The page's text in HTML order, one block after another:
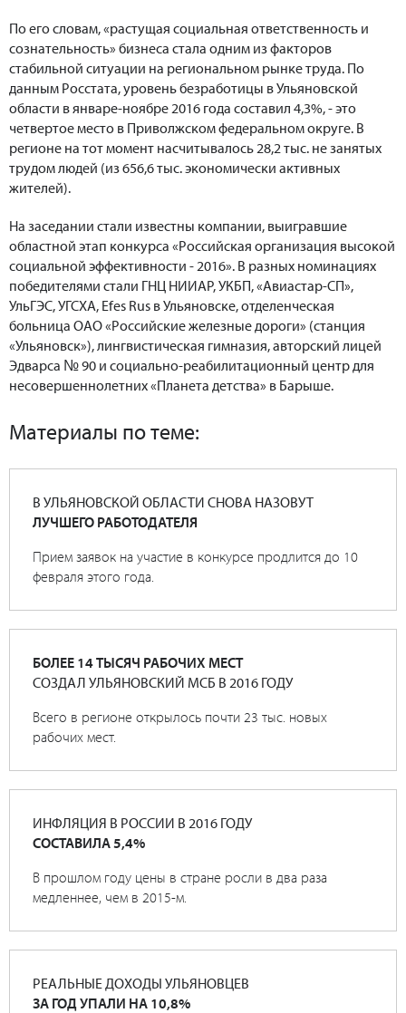
По его словам, «растущая социальная ответственность и
сознательность» бизнеса стала одним из факторов
стабильной ситуации на региональном рынке труда. По
данным Росстата, уровень безработицы в Ульяновской
области в январе-ноябре 2016 года составил 4,3%, - это
четвертое место в Приволжском федеральном округе. В
регионе на тот момент насчитывалось 28,2 тыс. не занятых
трудом людей (из 656,6 тыс. экономически активных
жителей).
На заседании стали известны компании, выигравшие
областной этап конкурса «Российская организация высокой
социальной эффективности - 2016». В разных номинациях
победителями стали ГНЦ НИИАР, УКБП, «Авиастар-СП»,
УльГЭС, УГСХА, Efes Rus в Ульяновске, отделенческая
больница ОАО «Российские железные дороги» (станция
«Ульяновск»), лингвистическая гимназия, авторский лицей
Эдварса № 90 и социально-реабилитационный центр для
несовершеннолетних «Планета детства» в Барыше.
Материалы по теме:
В УЛЬЯНОВСКОЙ ОБЛАСТИ СНОВА НАЗОВУТ
ЛУЧШЕГО РАБОТОДАТЕЛЯ
Прием заявок на участие в конкурсе продлится до 10
февраля этого года.
БОЛЕЕ 14 ТЫСЯЧ РАБОЧИХ МЕСТ
СОЗДАЛ УЛЬЯНОВСКИЙ МСБ В 2016 ГОДУ
Всего в регионе открылось почти 23 тыс. новых
рабочих мест.
ИНФЛЯЦИЯ В РОССИИ В 2016 ГОДУ
СОСТАВИЛА 5,4%
В прошлом году цены в стране росли в два раза
медленнее, чем в 2015-м.
РЕАЛЬНЫЕ ДОХОДЫ УЛЬЯНОВЦЕВ
ЗА ГОД УПАЛИ НА 10,8%